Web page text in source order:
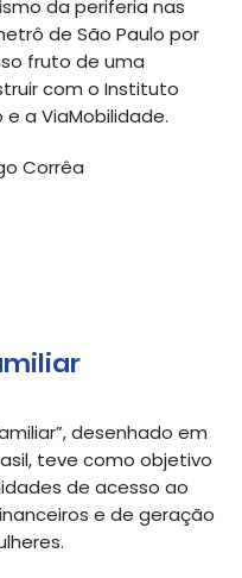
da periferia nas
de São Paulo por
fruto de uma
com o Instituto
a ViaMobilidade.
Corrêa
desenhado em
teve como objetivo
de acesso ao
e de geração